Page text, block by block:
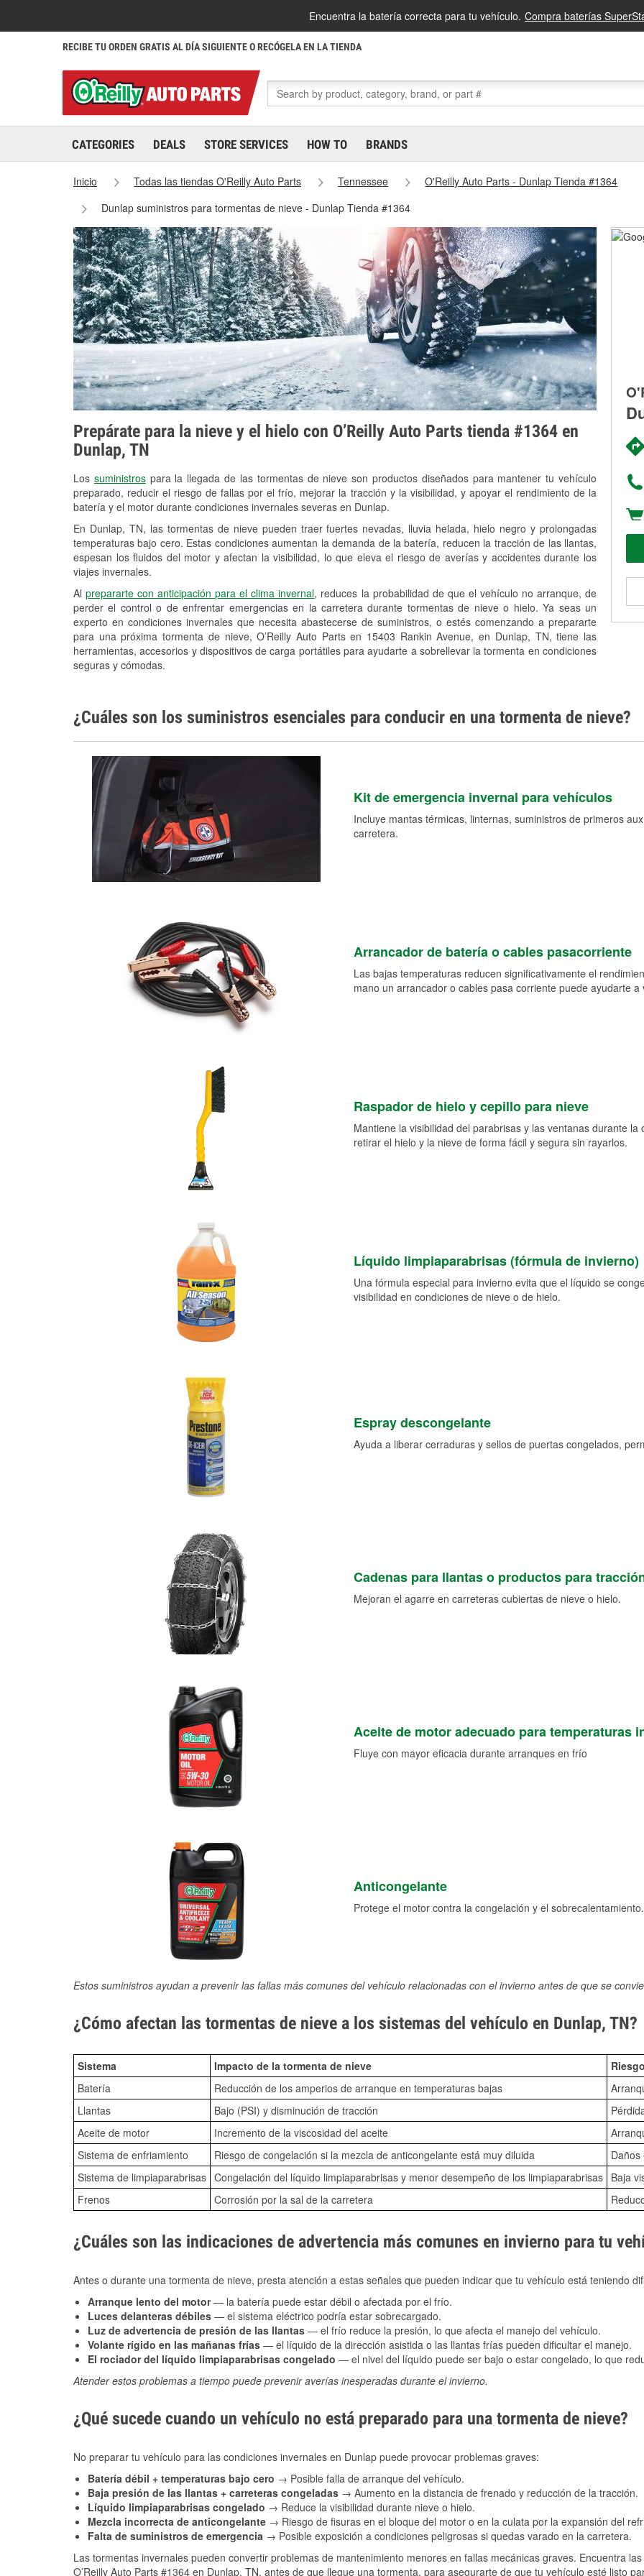
Encuentra la batería correcta para tu vehículo. Compra baterías
RECIBE TU ORDEN GRATIS AL DÍA SIGUIENTE O RECÓGELA EN LA TIENDA
CATEGORIES DEALS STORE SERVICES HOW TO BRANDS
Inicio Todas las tiendas O'Reilly Auto Parts Tennessee
O'Reilly Auto Parts - Dunlap Tienda #1364
Dunlap suministros para tormentas de nieve - Dunlap Tienda #1364
Prepárate para la nieve y el hielo con O’Reilly Auto Parts tienda #1364 en
Dunlap, TN
Los suministrospara la llegada de las tormentas de nieve son productos diseñados para mantener tu vehículo
preparado, reducir el riesgo de fallas por el frío, mejorar la tracción y la visibilidad, y apoyar el rendimiento de la
batería y el motor durante condiciones invernales severas en Dunlap.
En Dunlap, TN, las tormentas de nieve pueden traer fuertes nevadas, lluvia helada, hielo negro y prolongadas
temperaturas bajo cero. Estas condiciones aumentan la demanda de la batería, reducen la tracción de las llantas,
espesan los fluidos del motor y afectan la visibilidad, lo que eleva el riesgo de averías y accidentes durante los
viajes invernales.
Alprepararte con anticipación para el clima invernal, reduces la probabilidad de que el vehículo no arranque, de
perder el control o de enfrentar emergencias en la carretera durante tormentas de nieve o hielo. Ya seas un
experto en condiciones invernales que necesita abastecerse de suministros, o estés comenzando a prepararte
para una próxima tormenta de nieve, O’Reilly Auto Parts en 15403 Rankin Avenue, en Dunlap, TN, tiene las
herramientas, accesorios y dispositivos de carga portátiles para ayudarte a sobrellevar la tormenta en condiciones
seguras y cómodas.
¿Cuáles son los suministros esenciales para conducir en una tormenta de nieve?
Kit de emergencia invernal para vehículos
Incluye mantas térmicas, linternas, suministros de primeros
carretera.
Arrancador de batería o cables pasacorriente
Las bajas temperaturas reducen significativamente el
mano un arrancador o cables pasa corriente puede ayudarte
Raspador de hielo y cepillo para nieve
Mantiene la visibilidad del parabrisas y las ventanas durante
retirar el hielo y la nieve de forma fácil y segura sin rayarlos.
Líquido limpiaparabrisas (fórmula de invierno)
Una fórmula especial para invierno evita que el líquido se
visibilidad en condiciones de nieve o de hielo.
Espray descongelante
Ayuda a liberar cerraduras y sellos de puertas congelados,
Cadenas para llantas o productos para
Mejoran el agarre en carreteras cubiertas de nieve o hielo.
Aceite de motor adecuado para temperaturas
Fluye con mayor eficacia durante arranques en frío
Anticongelante
Protege el motor contra la congelación y el sobrecalentamiento.
Estos suministros ayudan a prevenir las fallas más comunes del vehículo relacionadas con el invierno antes de que se
¿Cómo afectan las tormentas de nieve a los sistemas del vehículo en Dunlap, TN?
Sistema Impacto de la tormenta de nieve
Batería
Reducción de los amperios de arranque en temperaturas bajas
Llantas
Bajo (PSI) y disminución de tracción
Aceite de motor
Incremento de la viscosidad del aceite
Sistema de enfriamiento
Riesgo de congelación si la mezcla de anticongelante está muy diluida
Sistema de limpiaparabrisas Congelación del líquido limpiaparabrisas y menor desempeño de los limpiaparabrisas Baja
Frenos
Corrosión por la sal de la carretera
¿Cuáles son las indicaciones de advertencia más comunes en invierno para tu
Antes o durante una tormenta de nieve, presta atención a estas señales que pueden indicar que tu vehículo está teniendo
Arranque lento del motor— la batería puede estar débil o afectada por el frío.
Luces delanteras débiles — el sistema eléctrico podría estar sobrecargado.
Luz de advertencia de presión de las llantas — el frío reduce la presión, lo que afecta el manejo del vehículo.
Volante rígido en las mañanas frías — el líquido de la dirección asistida o las llantas frías pueden dificultar el manejo.
El rociador del líquido limpiaparabrisas congelado — el nivel del líquido puede ser bajo o estar congelado, lo que
Atender estos problemas a tiempo puede prevenir averías inesperadas durante el invierno.
¿Qué sucede cuando un vehículo no está preparado para una tormenta de nieve?
No preparar tu vehículo para las condiciones invernales en Dunlap puede provocar problemas graves:
Batería débil + temperaturas bajo cero → Posible falla de arranque del vehículo.
Baja presión de las llantas + carreteras congeladas → Aumento en la distancia de frenado y reducción de la tracción.
Líquido limpiaparabrisas congelado → Reduce la visibilidad durante nieve o hielo.
Mezcla incorrecta de anticongelante → Riesgo de fisuras en el bloque del motor o en la culata por la expansión del
Falta de suministros de emergencia → Posible exposición a condiciones peligrosas si quedas varado en la carretera.
Las tormentas invernales pueden convertir problemas de mantenimiento menores en fallas mecánicas graves. Encuentra
O’Reilly Auto Parts #1364 en Dunlap, TN, antes de que llegue una tormenta, para asegurarte de que tu vehículo esté listo